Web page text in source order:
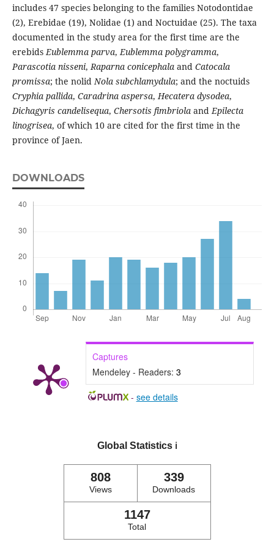
includes 47 species belonging to the families Notodontidae
(2), Erebidae (19), Nolidae (1) and Noctuidae (25). The taxa
documented in the study area for the first time are the
erebidsEublemma parva,Eublemma polygramma,
Parascotia nisseni,Raparna conicephalaand Catocala
promissa; the nolidNola subchlamydula; and the noctuids
Cryphia pallida, Caradrina aspersa,Hecatera dysodea,
Dichagyris candelisequa, Chersotis fimbriolaandEpilecta
linogrisea, of which 10 are cited for the first time in the
province of Jaen.
DOWNLOADS
Captures
Mendeley - Readers: 3
- see details
Global Statistics ℹ️
808
Views
339
Downloads
1147
Total